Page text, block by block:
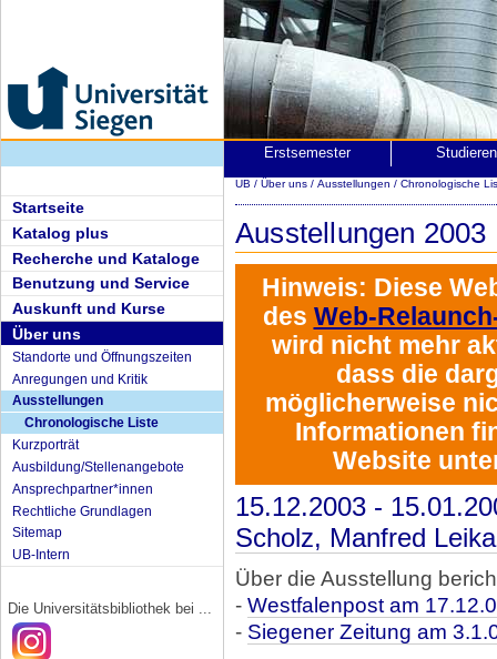
Startseite
Katalog plus
Recherche und Kataloge
Benutzung und Service
Auskunft und Kurse
Über uns
Standorte und Öffnungszeiten
Anregungen und Kritik
Ausstellungen
Chronologische Liste
Kurzporträt
Ausbildung/Stellenangebote
Ansprechpartner*innen
Rechtliche Grundlagen
Sitemap
UB-Intern
Die Universitätsbibliothek bei ...
Erstsemester
UB / Über uns / Ausstellungen / Chronologische
Ausstellungen 2003
Hinweis: Diese
des Web-
wird nicht mehr
dass die
möglicherweise
Informationen
Website
15.12.2003 -
Scholz, Manfred
Über die Ausstellung
- Westfalenpost am
- Siegener Zeitung am